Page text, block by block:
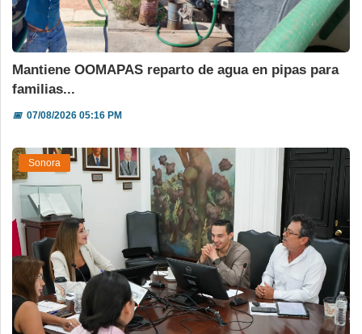
Mantiene OOMAPAS reparto de agua en pipas para
familias...
📅07/08/2026 05:16 PM
Sonora